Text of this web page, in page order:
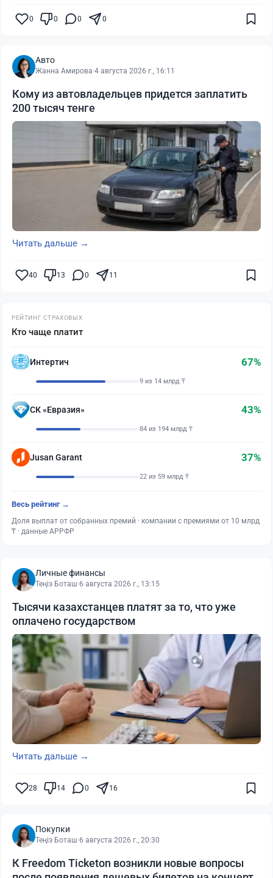
0 0 0 0
Авто
Жанна Амирова·4 августа 2026 г., 16:11
Кому из автовладельцев придется заплатить
200 тысяч тенге
Читать дальше →
40 13 0 11
РЕЙТИНГ СТРАХОВЫХ
Кто чаще платит
Интертич 67%
9 из 14 млрд ₸
СК «Евразия» 43%
84 из 194 млрд ₸
Jusan Garant 37%
22 из 59 млрд ₸
Весь рейтинг →
Доля выплат от собранных премий · компании с премиями от 10 млрд
₸ · данные АРРФР
Личные финансы
Теңіз Боташ·6 августа 2026 г., 13:15
Тысячи казахстанцев платят за то, что уже
оплачено государством
Читать дальше →
28 14 0 16
Покупки
Теңіз Боташ·6 августа 2026 г., 20:30
К Freedom Ticketon возникли новые вопросы